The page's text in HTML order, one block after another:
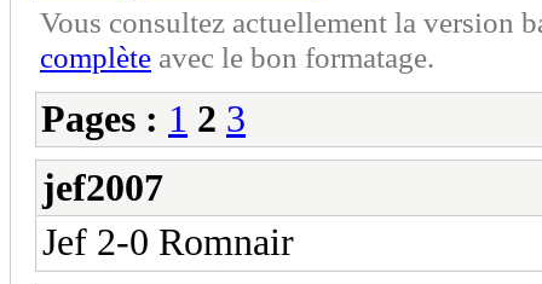
Vous consultez actuellement la version
complète avec le bon formatage.
Pages : 1 2 3
jef2007
Jef 2-0 Romnair